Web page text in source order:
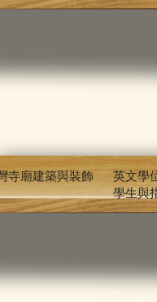
寺廟建築與裝飾
英文學
學生與